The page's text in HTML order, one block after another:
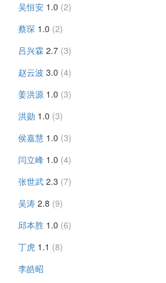
吴恒安 1.0 (2)
蔡琛 1.0 (2)
吕兴霖 2.7 (3)
赵云波 3.0 (4)
姜洪源 1.0 (3)
洪勋 1.0 (3)
侯嘉慧 1.0 (3)
闫立峰 1.0 (4)
张世武 2.3 (7)
吴涛 2.8 (9)
邱本胜 1.0 (6)
丁虎 1.1 (8)
李皓昭